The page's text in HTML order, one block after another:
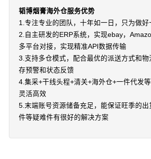
韬博烟膏海外仓服务优势
1.专注专业的团队，十年如一日，只为做好
2.自主研发的ERP系统，实现ebay，
多平台对接，实现精准API数据传输
3.支持多仓模式，配合最优的派送方式和物
存预警和状态反馈
4.集采+干线头程+清关+海外仓+一件代发等
灵活高效
5.末端账号资源储备充足，能保证旺季的出
件等疑难件有很好的解决方案